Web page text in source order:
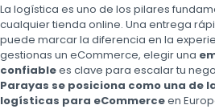
La logística es uno de los pilares
cualquier tienda online. Una entrega
puede marcar la diferencia en la
gestionas un eCommerce, elegir una
confiablees clave para escalar tu
Parayas se posiciona como una de
logísticas para eCommerceen